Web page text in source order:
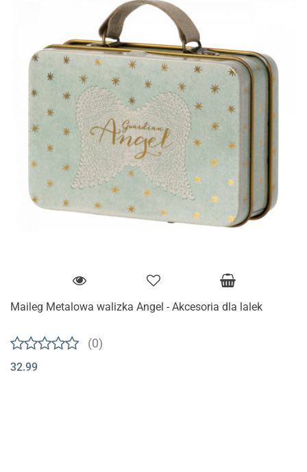
Maileg Metalowa walizka Angel - Akcesoria dla lalek
(0)
32.99